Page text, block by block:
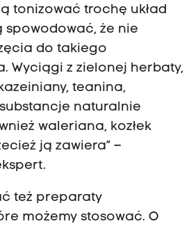
tonizować trochę układ
spowodować, że nie
do takiego
Wyciągi z zielonej herbaty,
teanina,
naturalnie
waleriana, kozłek
ją zawiera” –
też preparaty
możemy stosować. O